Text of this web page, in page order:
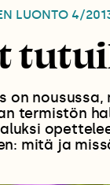
LUONTO 4/
on
termistön
mitä ja